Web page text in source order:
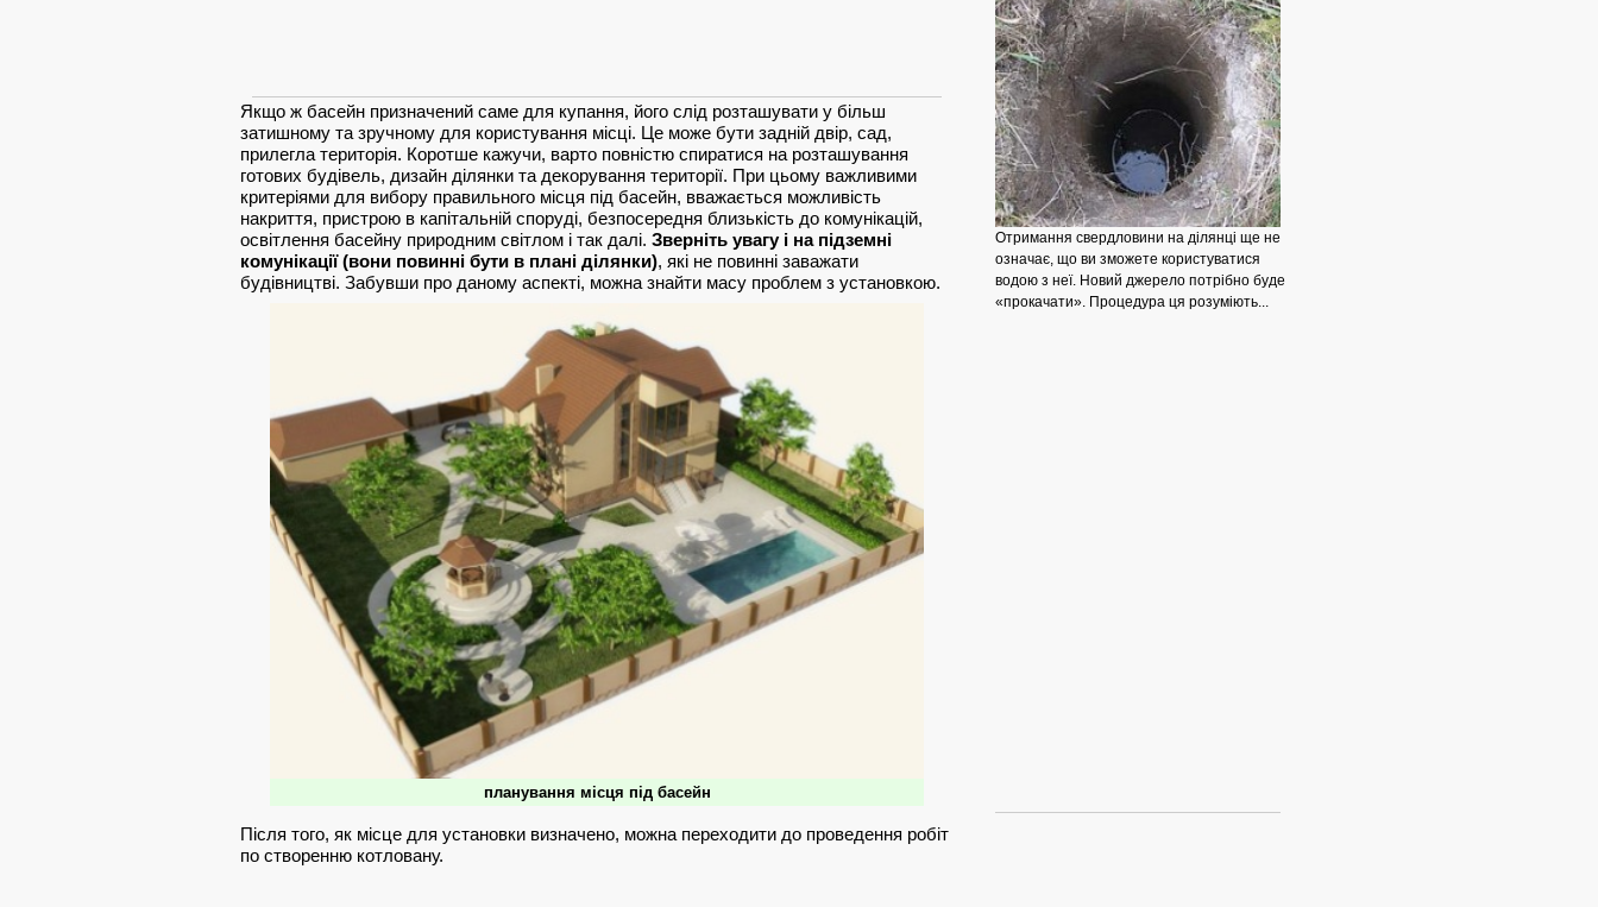
Якщо ж басейн призначений саме для купання, його слід розташувати у більш
затишному та зручному для користування місці. Це може бути задній двір, сад,
прилегла територія. Коротше кажучи, варто повністю спиратися на розташування
готових будівель, дизайн ділянки та декорування території. При цьому важливими
критеріями для вибору правильного місця під басейн, вважається можливість
накриття, пристрою в капітальній споруді, безпосередня близькість до комунікацій,
освітлення басейну природним світлом і так далі. Зверніть увагу і на підземні
комунікації (вони повинні бути в плані ділянки), які не повинні заважати
будівництві. Забувши про даному аспекті, можна знайти масу проблем з установкою.
планування місця під басейн
Після того, як місце для установки визначено, можна переходити до проведення робіт
по створенню котловану.
Отримання свердловини на ділянці ще не
означає, що ви зможете користуватися
водою з неї. Новий джерело потрібно буде
«прокачати». Процедура ця розуміють...